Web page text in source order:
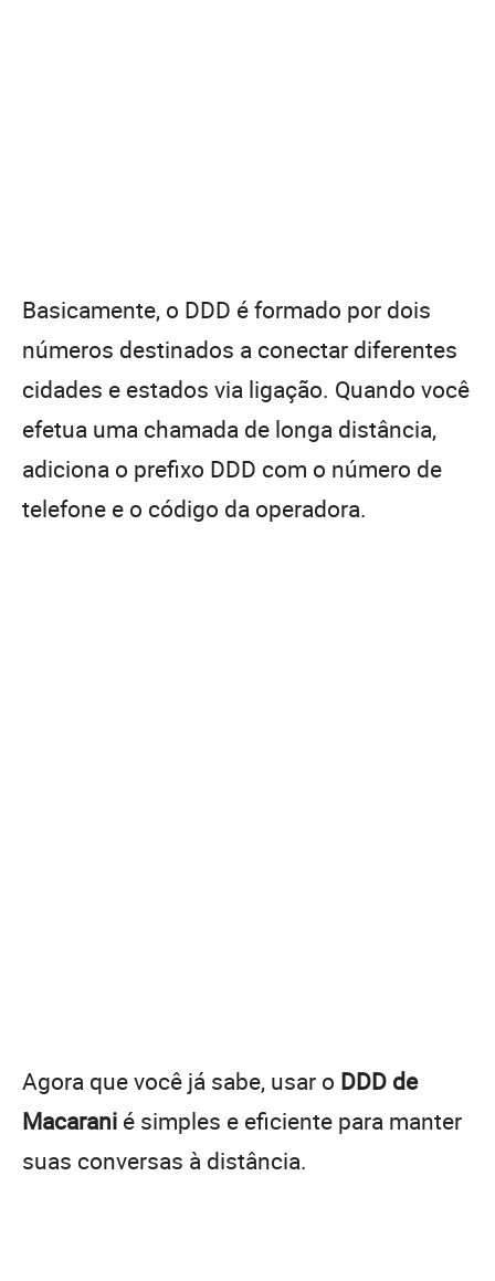
Basicamente, o DDD é formado por dois
números destinados a conectar diferentes
cidades e estados via ligação. Quando você
efetua uma chamada de longa distância,
adiciona o prefixo DDD com o número de
telefone e o código da operadora.
Agora que você já sabe, usar o DDD de
Macarani é simples e eficiente para manter
suas conversas à distância.